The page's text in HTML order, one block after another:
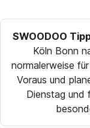
SWOODOO
Köln Bonn
normalerweise
Voraus und
Dienstag und